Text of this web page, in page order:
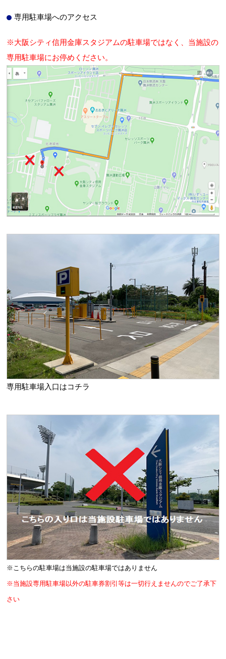
専用駐車場へのアクセス
※大阪シティ信用金庫スタジアムの駐車場ではなく、当施設の
専用駐車場にお停めください。
専用駐車場入口はコチラ
※こちらの駐車場は当施設の駐車場ではありません
※当施設専用駐車場以外の駐車券割引等は一切行えませんのでご了承下
さい